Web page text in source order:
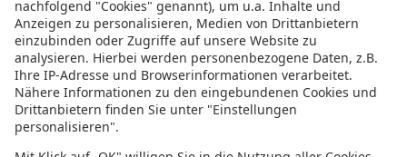
Datenschutz
Datenschutzeinstellungen